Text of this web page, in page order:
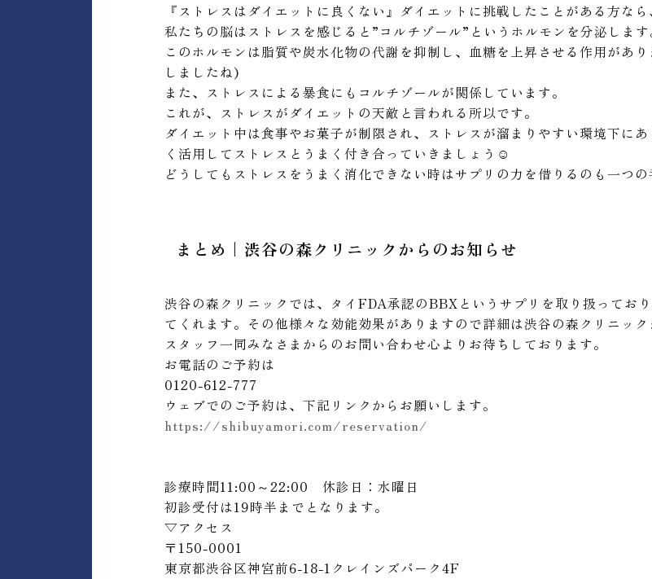
『ストレスはダイエットに良くない』ダイエットに挑戦したことがある方な
私たちの脳はストレスを感じると”コルチゾール”というホルモンを分泌します
このホルモンは脂質や炭水化物の代謝を抑制し、血糖を上昇させる作用があ
しましたね)
また、ストレスによる暴食にもコルチゾールが関係しています。
これが、ストレスがダイエットの天敵と言われる所以です。
ダイエット中は食事やお菓子が制限され、ストレスが溜まりやすい環境下に
く活用してストレスとうまく付き合っていきましょう☺︎
どうしてもストレスをうまく消化できない時はサプリの力を借りるのも一つの
まとめ｜渋谷の森クリニックからのお知らせ
渋谷の森クリニックでは、タイFDA承認のBBXというサプリを取り扱ってお
てくれます。その他様々な効能効果がありますので詳細は渋谷の森クリニック
スタッフ一同みなさまからのお問い合わせ心よりお待ちしております。
お電話のご予約は
0120-612-777
ウェブでのご予約は、下記リンクからお願いします。
https://shibuyamori.com/reservation/
診療時間11:00～22:00 休診日：水曜日
初診受付は19時半までとなります。
▽アクセス
〒150-0001
東京都渋谷区神宮前6-18-1クレインズパーク4F